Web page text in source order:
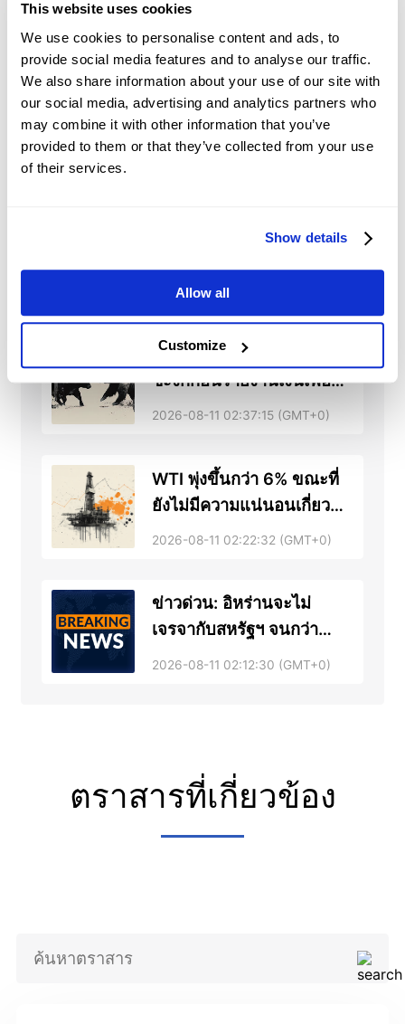
This website uses cookies
We use cookies to personalise content and ads, to
provide social media features and to analyse our traffic.
We also share information about your use of our site with
our social media, advertising and analytics partners who
may combine it with other information that you’ve
provided to them or that they’ve collected from your use
of their services.
Show details
Allow all
Customize
ในการเลือกลงทุนจะทำให้นักลงทุนสามารถคาด
การณ์สภาวะตลาดได้อย่างแม่นยำ
ทราบจุดเข้าและจุดออกจากตลาดเพื่อทำกำไรได้
อย่างแม่นยำยิ่งขึ้น"
MUข่าวสารเกี่ยวกับ
สหรัฐอเมริกา: ตัวเลขการ
2026-08-11 02:48:28 (GMT+0)
ขาขึ้นของเปโซเม็กซิโกหยุด
ชะงักก่อนรายงานเงินเฟ้อ
ของสหรัฐฯ
2026-08-11 02:37:15 (GMT+0)
WTI พุ่งขึ้นกว่า 6% ขณะที่
ยังไม่มีความแน่นอนเกี่ยวกับ
การเปิดช่องแคบฮอร์มุซอีก
2026-08-11 02:22:32 (GMT+0)
ข่าวด่วน: อิหร่านจะไม่
เจรจากับสหรัฐฯ จนกว่า
วาระดำรงตำแหน่งของ
2026-08-11 02:12:30 (GMT+0)
ตราสารที่เกี่ยวข้อง